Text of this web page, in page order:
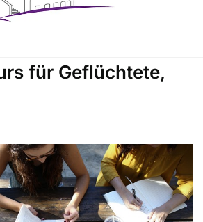
für Geflüchtete,